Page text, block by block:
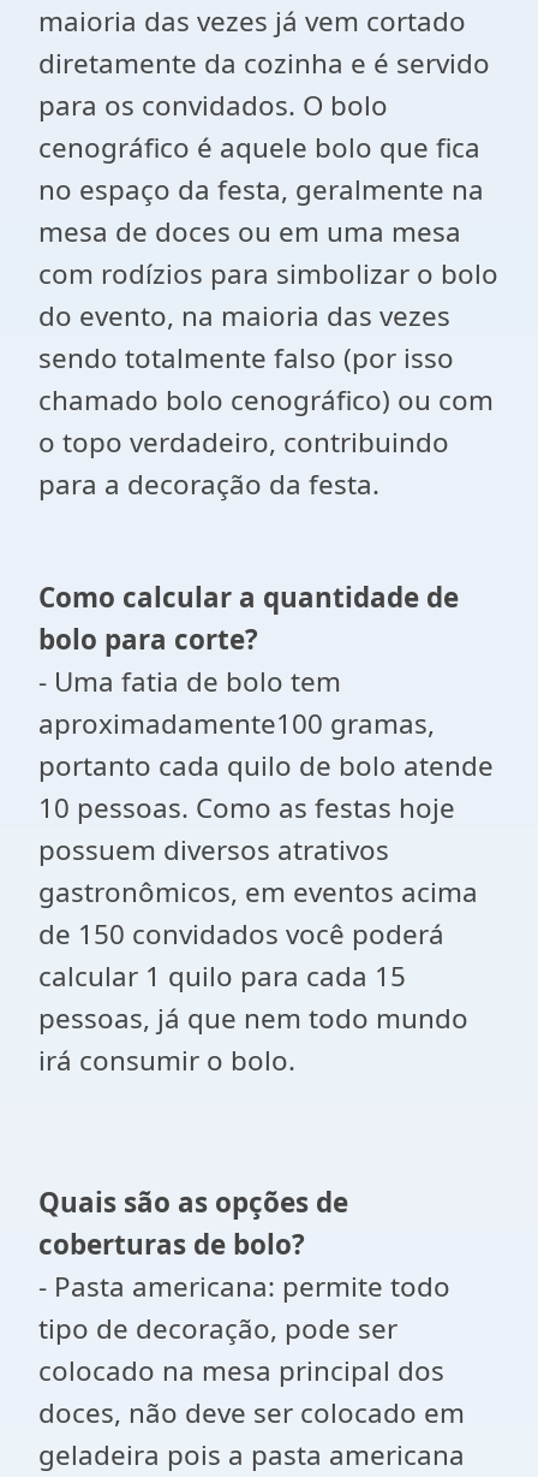
maioria das vezes já vem cortado
diretamente da cozinha e é servido
para os convidados. O bolo
cenográfico é aquele bolo que fica
no espaço da festa, geralmente na
mesa de doces ou em uma mesa
com rodízios para simbolizar o bolo
do evento, na maioria das vezes
sendo totalmente falso (por isso
chamado bolo cenográfico) ou com
o topo verdadeiro, contribuindo
para a decoração da festa.
Como calcular a quantidade de
bolo para corte?
- Uma fatia de bolo tem
aproximadamente100 gramas,
portanto cada quilo de bolo atende
10 pessoas. Como as festas hoje
possuem diversos atrativos
gastronômicos, em eventos acima
de 150 convidados você poderá
calcular 1 quilo para cada 15
pessoas, já que nem todo mundo
irá consumir o bolo.
Quais são as opções de
coberturas de bolo?
- Pasta americana: permite todo
tipo de decoração, pode ser
colocado na mesa principal dos
doces, não deve ser colocado em
geladeira pois a pasta americana